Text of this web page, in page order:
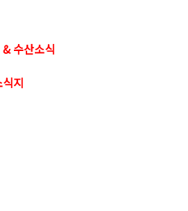
수산소식
지